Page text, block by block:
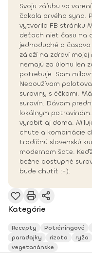
Svoju záľubu vo
čakala prvého syna.
vytvorila FB stránku
deťoch niet času na
jednoduché a
záleží na zdraví
nemajú za úlohu len
potrebuje. Som
Nepoužívam
suroviny s éčkami.
surovín. Dávam
lokálnym
vyrobiť aj doma.
chute a kombinácie
tradičnú slovenskú
modernom šate.
bežne dostupné
bude chutiť :-).
Kategórie
Recepty Potréningové
paradajky
rizoto ryža
vegetariánske